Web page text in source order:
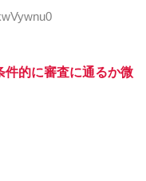
件的に審査に通るか微